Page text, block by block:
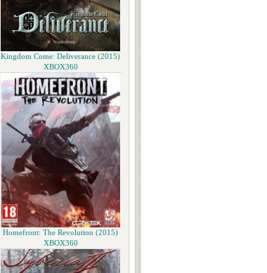
Kingdom Come: Deliverance (2015)
XBOX360
Homefront: The Revolution (2015)
XBOX360